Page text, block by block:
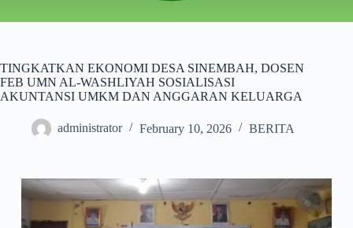
TINGKATKAN EKONOMI DESA SINEMBAH, DOSEN
FEB UMN AL-WASHLIYAH SOSIALISASI
AKUNTANSI UMKM DAN ANGGARAN KELUARGA
administrator February 10, 2026 BERITA